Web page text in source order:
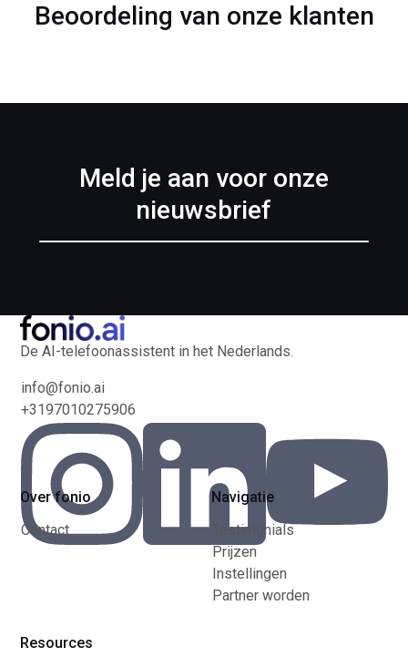
Beoordeling van onze klanten
Meld je aan voor onze
nieuwsbrief
De AI-telefoonassistent in het Nederlands.
info@fonio.ai
+3197010275906
Navigatie
Testimonials
Prijzen
Instellingen
Partner worden
Over fonio
Contact
Resources